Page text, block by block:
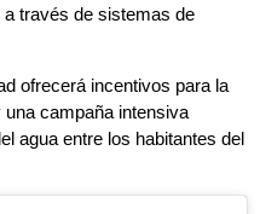
través de sistemas de
ofrecerá incentivos para la
campaña intensiva
agua entre los habitantes del